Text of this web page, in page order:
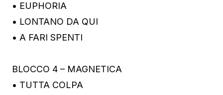
• EUPHORIA
• LONTANO DA QUI
• A FARI SPENTI
BLOCCO 4 – MAGNETICA
• TUTTA COLPA